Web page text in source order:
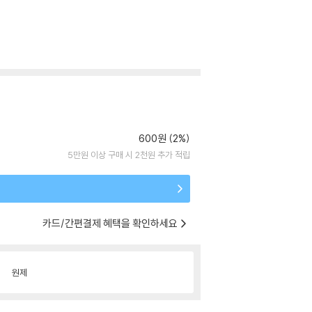
600원 (2%)
5만원 이상 구매 시 2천원 추가 적립
카드/간편결제 혜택을 확인하세요
원제